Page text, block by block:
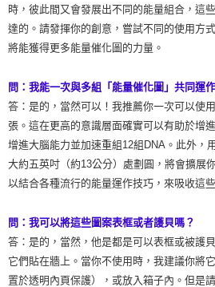
時，彼此間又會發展出不同的能量組合，這
達的。請發揮你的創意，嘗試不同的使用方
將能獲得更多能量催化圖的力量。
問：我能一次與多組「能量催化圖」共同運
答：是的，當然可以！我推薦你一次可以使
張。這在更高的意識層面確實可以有助於增
增進大腦能力並加速重組12組DNA。此外，
大約五英吋（約13公分）處劃圓，將會擴展
以結合各種流行的能量運作技巧，來吸收這
問：我可以將這些圖案表框或者護貝嗎？
答：是的，當然，他是都是可以表框或被護
它們貼在牆上。當你不使用時，我建議你將
置於透明內頁保護），或放入箱子內。但是